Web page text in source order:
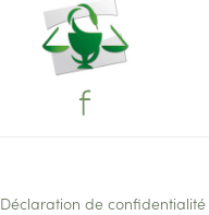
Déclaration de confidentialité